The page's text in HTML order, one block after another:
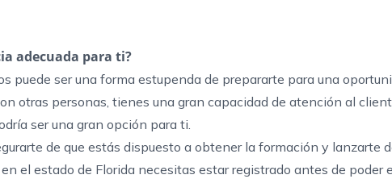
adecuada para ti?
puede ser una forma estupenda de prepararte para una
otras personas, tienes una gran capacidad de atención al
ser una gran opción para ti.
de que estás dispuesto a obtener la formación y lanzarte
el estado de Florida necesitas estar registrado antes de poder